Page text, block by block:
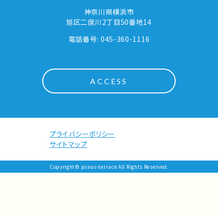
神奈川県横浜市
旭区二俣川2丁目50番地14
電話番号: 045-360-1116
ACCESS
プライバシーポリシー
サイトマップ
Copyright© joinus-terrace All Rights Reserved.